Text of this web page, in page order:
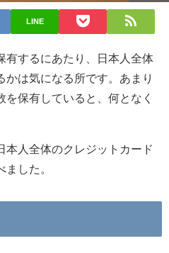
LINE
有するにあたり、日本人全体
かは気になる所です。あまり
保有していると、何となく
本人全体のクレジットカード
した。